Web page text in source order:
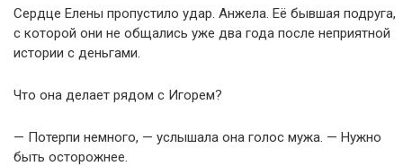
Сердце Елены пропустило удар. Анжела. Её бывшая подруга,
с которой они не общались уже два года после неприятной
истории с деньгами.
Что она делает рядом с Игорем?
— Потерпи немного, — услышала она голос мужа. — Нужно
быть осторожнее.